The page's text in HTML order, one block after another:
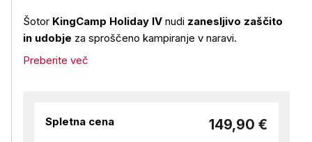
Šotor KingCamp Holiday IV nudi zanesljivo zaščito
in udobje za sproščeno kampiranje v naravi.
Preberite več
Spletna cena 149,90 €